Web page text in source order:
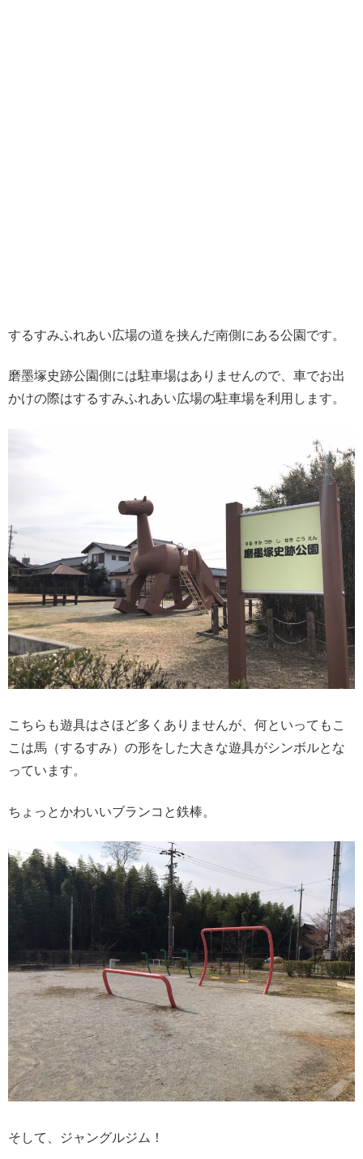
するすみふれあい広場の道を挟んだ南側にある公園です。
磨墨塚史跡公園側には駐車場はありませんので、車でお出
かけの際はするすみふれあい広場の駐車場を利用します。
こちらも遊具はさほど多くありませんが、何といってもこ
こは馬（するすみ）の形をした大きな遊具がシンボルとな
っています。
ちょっとかわいいブランコと鉄棒。
そして、ジャングルジム！